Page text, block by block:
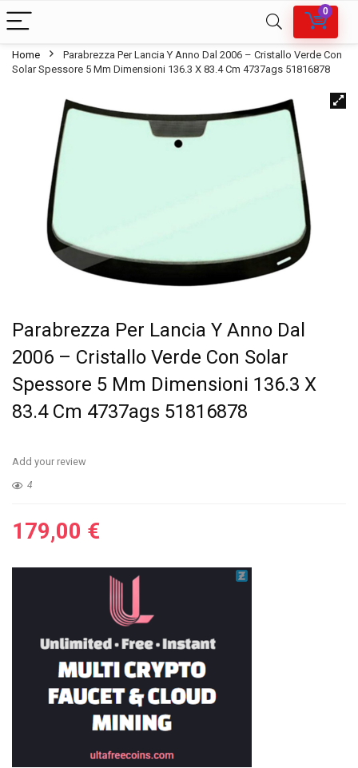
0
Home
Parabrezza Per Lancia Y Anno Dal 2006 – Cristallo Verde Con
Solar Spessore 5 Mm Dimensioni 136.3 X 83.4 Cm 4737ags 51816878
Parabrezza Per Lancia Y Anno Dal
2006 – Cristallo Verde Con Solar
Spessore 5 Mm Dimensioni 136.3 X
83.4 Cm 4737ags 51816878
Add your review
4
179,00 €